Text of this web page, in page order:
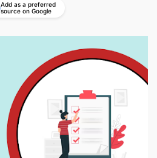
Add as a preferred
source on Google